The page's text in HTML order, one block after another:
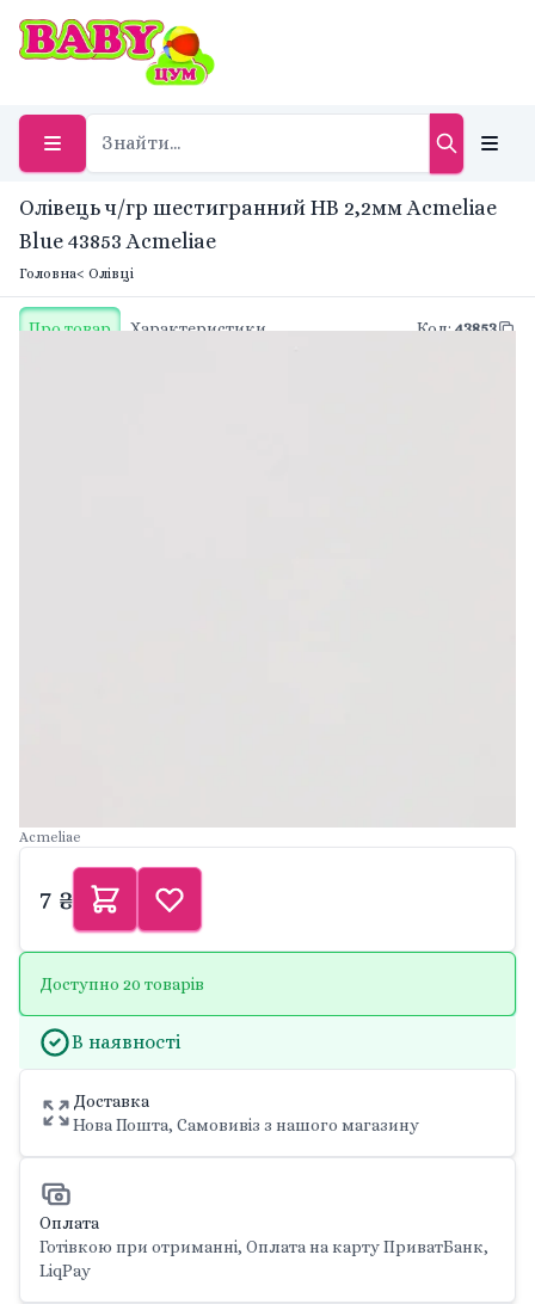
Олівець ч/гр шестигранний HB 2,2мм Acmeliae
Blue 43853 Acmeliae
Головна< Олівці
Про товар Характеристики Код:43853
Acmeliae
7 ₴
Доступно 20 товарів
В наявності
Доставка
Нова Пошта, Самовивіз з нашого магазину
Оплата
Готівкою при отриманні, Оплата на карту ПриватБанк,
LiqPay